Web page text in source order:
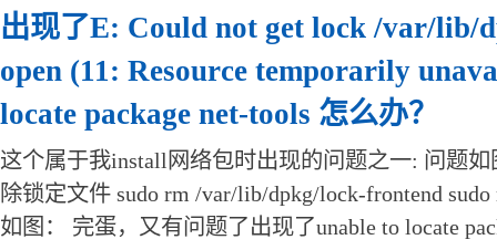
出现了E: Could not get lock /var/lib/
open (11: Resource temporarily
locate package net-tools 怎么办？
这个属于我install网络包时出现的问题之一: 问题
除锁定文件 sudo rm /var/lib/dpkg/lock-frontend
如图： 完蛋，又有问题了出现了unable to locate